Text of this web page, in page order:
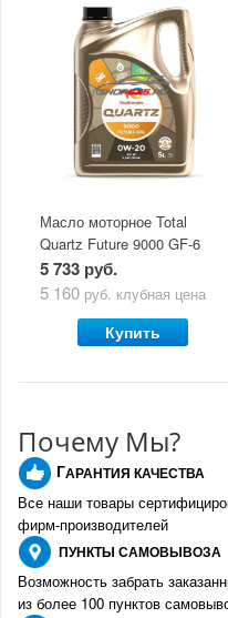
Масло моторное Total
Quartz Future 9000 GF-6
0W20 (5Л)
5 733 руб.
5 160 руб. клубная цена
Купить
Почему Мы?
ГАРАНТИЯ КАЧЕСТВА
Все наши товары
фирм-производителей
ПУНКТЫ САМОВЫВОЗА
Возможность забрать
из более 100 пунктов